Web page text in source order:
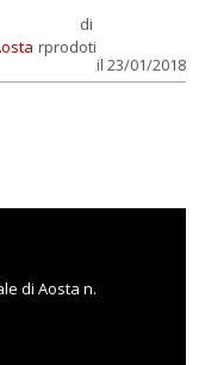
di
rprodoti
il 23/01/2018
di Aosta n.